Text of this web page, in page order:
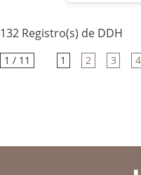
132 Registro(s) de DDH
1 / 11 1 2 3 4